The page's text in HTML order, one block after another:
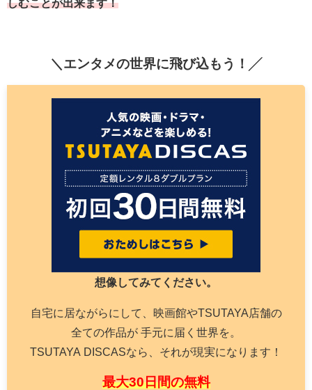
しむことが出来ます！
＼エンタメの世界に飛び込もう！╱
想像してみてください。
自宅に居ながらにして、映画館やTSUTAYA店舗の
全ての作品が 手元に届く世界を。
TSUTAYA DISCASなら、それが現実になります！
最大30日間の無料